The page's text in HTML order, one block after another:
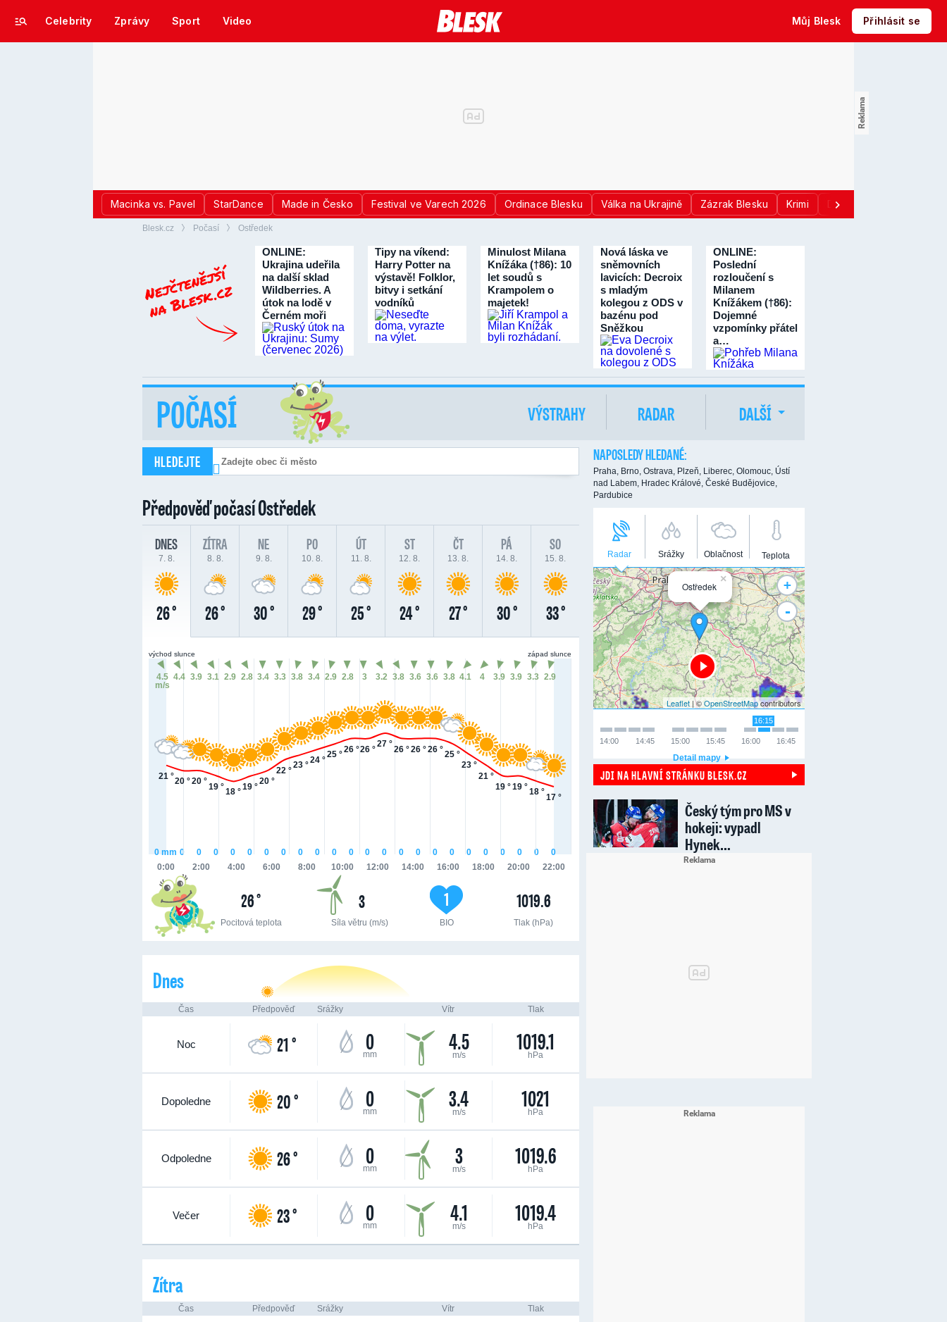
Celebrity Zprávy Sport Video Můj Blesk Přihlásit se
Macinka vs. Pavel StarDance Made in Česko Festival ve Varech 2026 Ordinace Blesku Válka na Ukrajině Zázrak Blesku Krimi Donald Trump
Blesk.cz Počasí Ostředek
ONLINE:
Ukrajina udeřila
na další sklad
Wildberries. A
útok na lodě v
Černém moři
Tipy na víkend:
Harry Potter na
výstavě! Folklor,
bitvy i setkání
vodníků
Minulost Milana
Knížáka (†86): 10
let soudů s
Krampolem o
majetek!
Nová láska ve
sněmovních
lavicích: Decroix
s mladým
kolegou z ODS v
bazénu pod
Sněžkou
ONLINE:
Poslední
rozloučení s
Milanem
Knížákem (†86):
Dojemné
vzpomínky přátel
a…
POČASÍ VÝSTRAHY RADAR DALŠÍ
HLEDEJTE
Předpověď počasíOstředek
DNES
7. 8.
26 °
ZÍTRA
8. 8.
26 °
NE
9. 8.
30 °
PO
10. 8.
29 °
ÚT
11. 8.
25 °
ST
12. 8.
24 °
ČT
13. 8.
27 °
PÁ
14. 8.
30 °
SO
15. 8.
33 °
21 °
20 °20 °
19 °
18 °
19 °
20 °
22 °
23 °
24 °
25 °
26 °26 °
27 °
26 °26 °26 °
25 °
23 °
21 °
19 °19 °
18 °
17 °
0:00 2:00 4:00 6:00 8:00 10:00 12:00 14:00 16:00 18:00 20:00 22:00
východ slunce západ slunce
0 mm 0 0 0 0 0 0 0 0 0 0 0 0 0 0 0 0 0 0 0 0 0 0 0
4.5
m/s
4.4 3.9 3.1 2.9 2.8 3.4 3.3 3.8 3.4 2.9 2.8 3 3.2 3.8 3.6 3.6 3.8 4.1 4 3.9 3.9 3.3 2.9
26 °
Pocitová teplota
3
Síla větru (m/s)
1
BIO
1019.6
Tlak (hPa)
Dnes
Čas Předpověď Srážky Vítr Tlak
Noc 21 ° 0
mm 4.5
m/s 1019.1
hPa
Dopoledne 20 ° 0
mm 3.4
m/s 1021
hPa
Odpoledne 26 ° 0
mm 3
m/s 1019.6
hPa
Večer 23 ° 0
mm 4.1
m/s 1019.4
hPa
Zítra
Čas Předpověď Srážky Vítr Tlak
NAPOSLEDY HLEDANÉ:
Praha, Brno, Ostrava, Plzeň, Liberec, Olomouc, Ústí
nad Labem, Hradec Králové, České Budějovice,
Pardubice
Radar Srážky Oblačnost Teplota
×
Ostředek +
-
Leaflet | ©OpenStreetMapcontributors
16:15
16:45
16:00
15:45
15:00
14:45
14:00
Detail mapy
JDI NA HLAVNÍ STRÁNKU BLESK.CZ
Český tým pro MS v
hokeji: vypadl
Hynek…